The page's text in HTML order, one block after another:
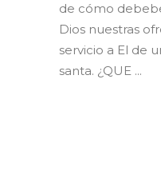
de cómo
Dios nuestras
servicio a El de
santa. ¿QUE